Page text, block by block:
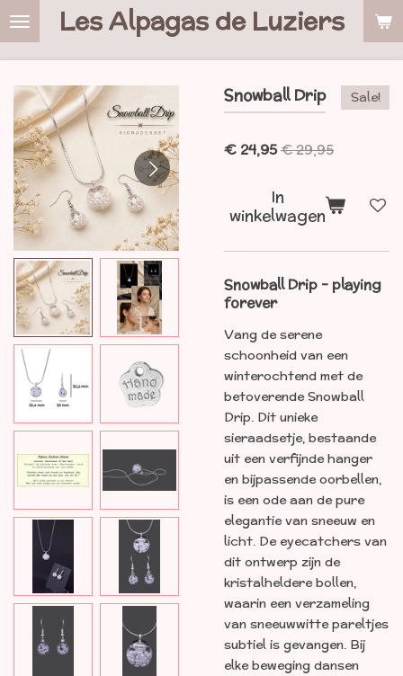
Ga
naar
hoofdinhoud
Les Alpagas de Luziers
Snowball Drip Sale!
€ 24,95€ 29,95
In
winkelwagen
Snowball Drip - playing
forever
Vang de serene
schoonheid van een
winterochtend met de
betoverende Snowball
Drip. Dit unieke
sieraadsetje, bestaande
uit een verfijnde hanger
en bijpassende oorbellen,
is een ode aan de pure
elegantie van sneeuw en
licht. De eyecatchers van
dit ontwerp zijn de
kristalheldere bollen,
waarin een verzameling
van sneeuwwitte pareltjes
subtiel is gevangen. Bij
elke beweging dansen